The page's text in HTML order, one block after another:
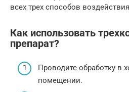
всех трех способов
Как использовать
препарат?
Проводите обработку в
помещении.